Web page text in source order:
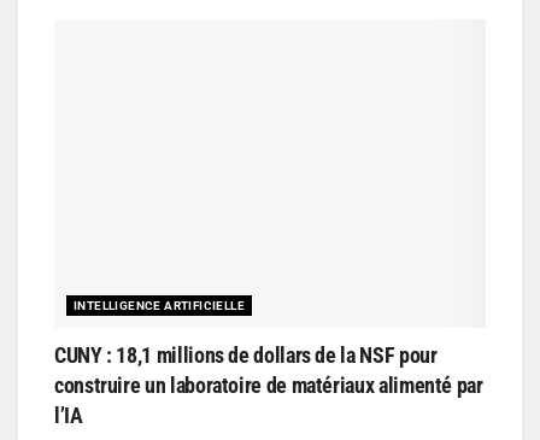
INTELLIGENCE ARTIFICIELLE
CUNY : 18,1 millions de dollars de la NSF pour
construire un laboratoire de matériaux alimenté par
l’IA